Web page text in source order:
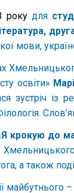
рокудля
мови,
освіти»
зустріч із
крокую до
а також
майбутнього